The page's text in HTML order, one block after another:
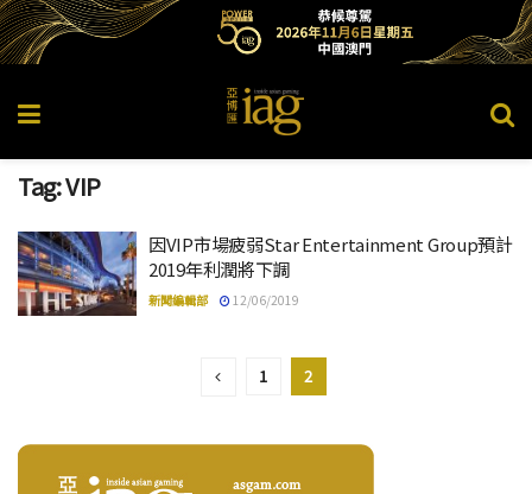
Tag:VIP
因VIP市場疲弱Star Entertainment Group預計
2019年利潤將下調
新聞編輯部 12/06/2019
1 2